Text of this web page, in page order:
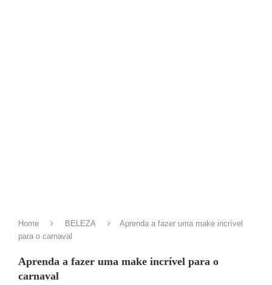
Home BELEZA
Aprenda a fazer uma make incrível
para o carnaval
Aprenda a fazer uma make incrível para o
carnaval